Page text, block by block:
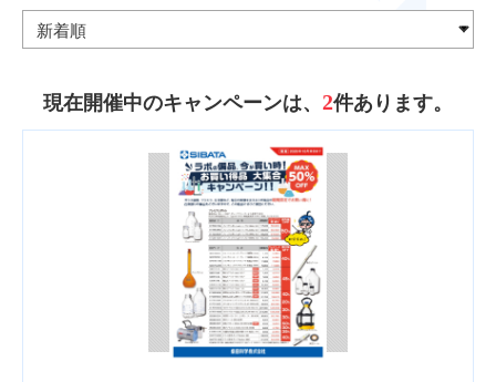
現在開催中のキャンペーンは、 2件あります。